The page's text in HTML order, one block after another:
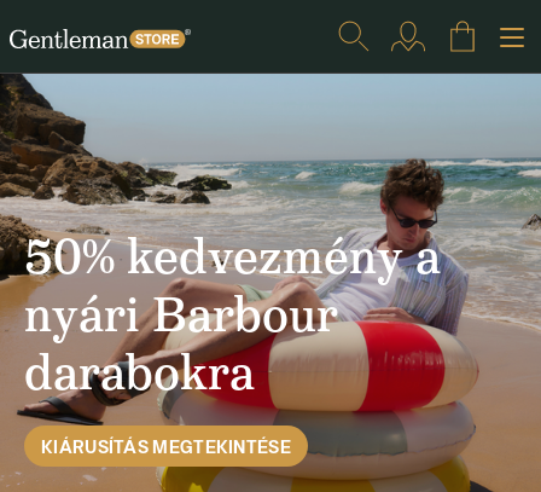
50% kedvezmény a
nyári Barbour
darabokra
KIÁRUSÍTÁS MEGTEKINTÉSE